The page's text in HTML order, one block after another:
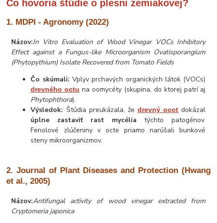
Čo hovoria štúdie o plesni zemiakovej?
1. MDPI - Agronomy (2022)
Názov:In Vitro Evaluation of Wood Vinegar VOCs Inhibitory
Effect against a Fungus-like Microorganism Ovatisporangium
(Phytopythium) Isolate Recovered from Tomato Fields
Čo skúmali: Vplyv prchavých organických látok (VOCs)
drevného octu na oomycéty (skupina, do ktorej patrí aj
Phytophthora).
Výsledok: Štúdia preukázala, žedrevný ocot dokázal
úplne zastaviť rast mycélia týchto patogénov.
Fenolové zlúčeniny v octe priamo narúšali bunkové
steny mikroorganizmov.
2. Journal of Plant Diseases and Protection (Hwang
et al., 2005)
Názov:Antifungal activity of wood vinegar extracted from
Cryptomeria japonica